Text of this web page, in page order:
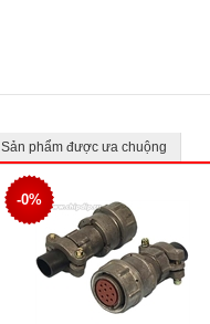
Sản phẩm được ưa chuộng
-0%